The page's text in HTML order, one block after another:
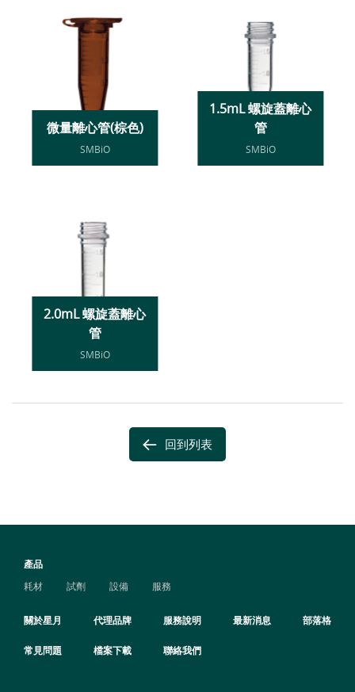
微量離心管(棕色)
SMBiO
1.5mL 螺旋蓋離心
管
SMBiO
2.0mL 螺旋蓋離心
管
SMBiO
回到列表
產品
耗材
試劑 設備 服務
關於星月 代理品牌 服務說明 最新消息 部落格
常見問題 檔案下載 聯絡我們